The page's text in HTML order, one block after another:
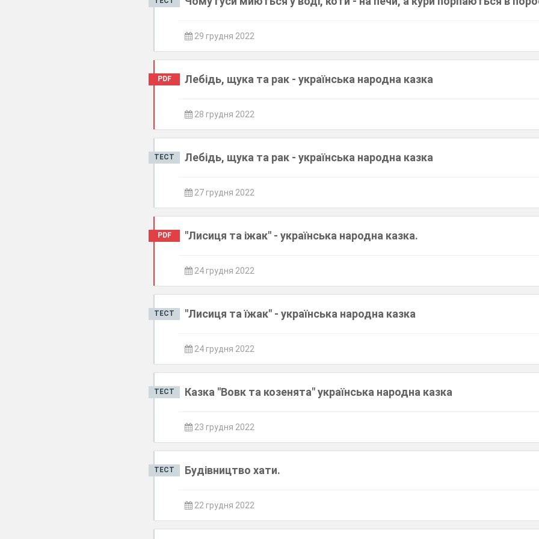
29 грудня 2022
PDF Лебідь, щука та рак - українська народна казка
28 грудня 2022
ТЕСТ Лебідь, щука та рак - українська народна казка
27 грудня 2022
PDF "Лисиця та іжак" - українська народна казка.
24 грудня 2022
ТЕСТ "Лисиця та їжак" - українська народна казка
24 грудня 2022
ТЕСТ Казка "Вовк та козенята" українська народна казка
23 грудня 2022
ТЕСТ Будівництво хати.
22 грудня 2022